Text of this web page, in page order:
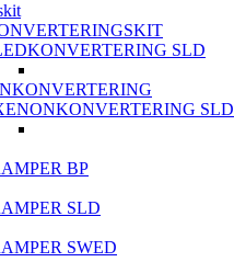
SLD
SLD
BP
SLD
SWED